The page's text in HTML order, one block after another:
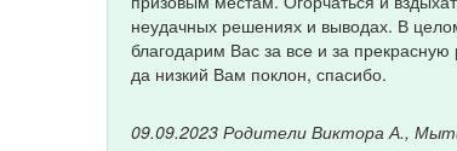
неудачных решениях и выводах. В
благодарим Вас за все и за прекрасную
да низкий Вам поклон, спасибо.
09.09.2023Родители Виктора А.,